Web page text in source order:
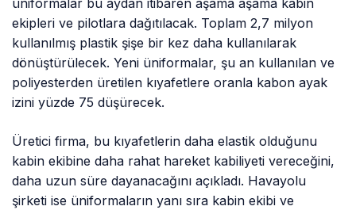
üniformalar bu aydan itibaren aşama aşama kabin
ekipleri ve pilotlara dağıtılacak. Toplam 2,7 milyon
kullanılmış plastik şişe bir kez daha kullanılarak
dönüştürülecek. Yeni üniformalar, şu an kullanılan ve
poliyesterden üretilen kıyafetlere oranla kabon ayak
izini yüzde 75 düşürecek.
Üretici firma, bu kıyafetlerin daha elastik olduğunu
kabin ekibine daha rahat hareket kabiliyeti vereceğini,
daha uzun süre dayanacağını açıkladı. Havayolu
şirketi ise üniformaların yanı sıra kabin ekibi ve